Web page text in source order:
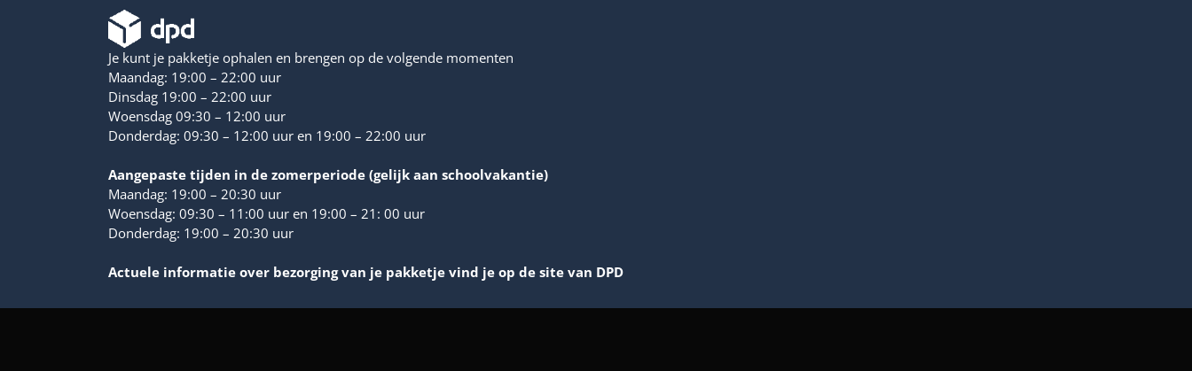
Je kunt je pakketje ophalen en brengen op de volgende momenten
Maandag: 19:00 – 22:00 uur
Dinsdag 19:00 – 22:00 uur
Woensdag 09:30 – 12:00 uur
Donderdag: 09:30 – 12:00 uur en 19:00 – 22:00 uur
Aangepaste tijden in de zomerperiode (gelijk aan schoolvakantie)
Maandag: 19:00 – 20:30 uur
Woensdag: 09:30 – 11:00 uur en 19:00 – 21: 00 uur
Donderdag: 19:00 – 20:30 uur
Actuele informatie over bezorging van je pakketje vind je op de site van DPD